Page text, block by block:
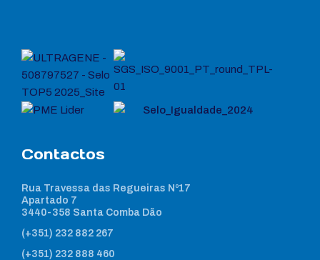
Contactos
Rua Travessa das Regueiras Nº17
Apartado 7
3440-358 Santa Comba Dão
(+351) 232 882 267
(+351) 232 888 460